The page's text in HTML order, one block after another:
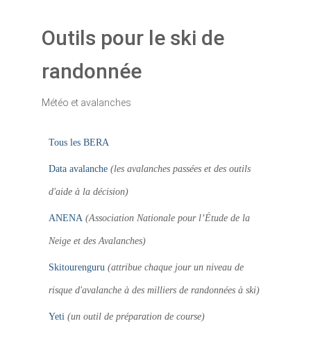
Outils pour le ski de
randonnée
Météo et avalanches
Tous les BERA
Data avalanche (les avalanches passées et des outils
d'aide à la décision)
ANENA (Association Nationale pour l’Étude de la
Neige et des Avalanches)
Skitourenguru (attribue chaque jour un niveau de
risque d'avalanche à des milliers de randonnées à ski)
Yeti (un outil de préparation de course)